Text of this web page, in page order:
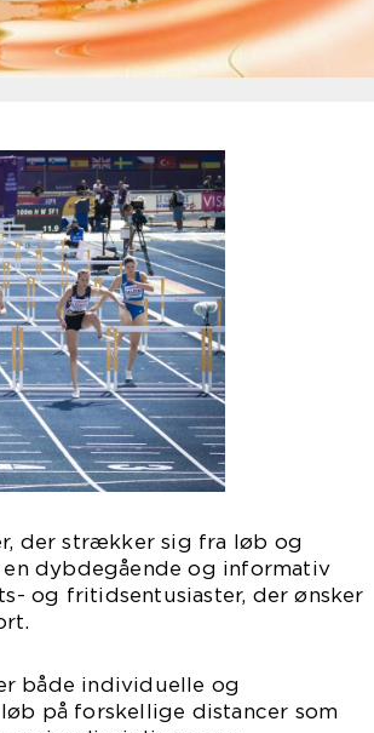
der strækker sig fra løb og
dybdegående og informativ
og fritidsentusiaster, der ønsker
både individuelle og
på forskellige distancer som